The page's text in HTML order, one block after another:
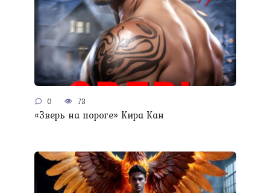
0 73
«Зверь на пороге» Кира Кан